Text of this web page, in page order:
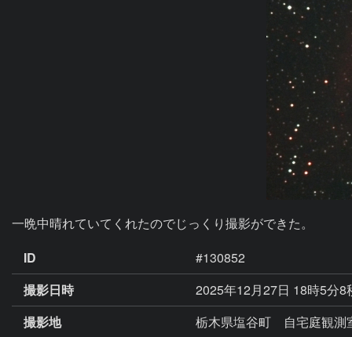
一晩中晴れていてくれたのでじっくり撮影ができた。
ID
#130852
撮影日時
2025年12月27日 18時5分8
撮影地
栃木県塩谷町 自宅庭観測